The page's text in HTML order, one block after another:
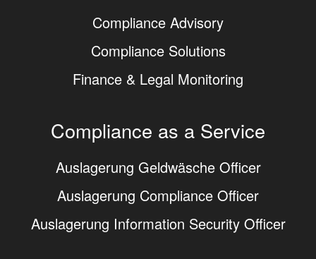
Compliance Advisory
Compliance Solutions
Finance & Legal Monitoring
Compliance as a Service
Auslagerung Geldwäsche Officer
Auslagerung Compliance Officer
Auslagerung Information Security Officer